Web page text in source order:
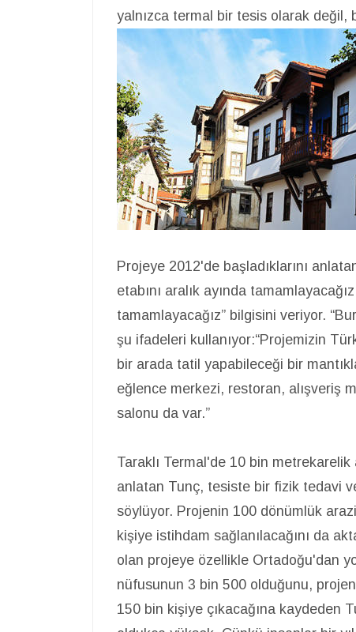
yalnızca termal bir tesis olarak değil,
Projeye 2012'de başladıklarını
etabını aralık ayında
tamamlayacağız” bilgisini veriyor.
şu ifadeleri kullanıyor:“Projemizin
bir arada tatil yapabileceği bir
eğlence merkezi, restoran, alışveriş
salonu da var.”
Taraklı Termal'de 10 bin
anlatan Tunç, tesiste bir fizik tedavi
söylüyor. Projenin 100 dönümlük
kişiye istihdam sağlanılacağını da
olan projeye özellikle Ortadoğu'dan
nüfusunun 3 bin 500 olduğunu,
150 bin kişiye çıkacağına kaydeden